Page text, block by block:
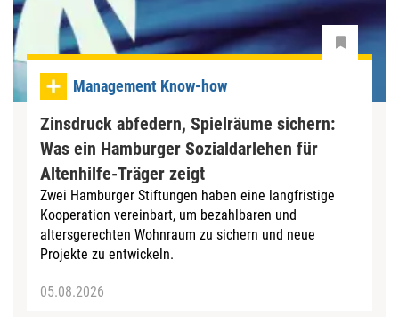
Management Know-how
Zinsdruck abfedern, Spielräume sichern:
Was ein Hamburger Sozialdarlehen für
Altenhilfe-Träger zeigt
Zwei Hamburger Stiftungen haben eine langfristige
Kooperation vereinbart, um bezahlbaren und
altersgerechten Wohnraum zu sichern und neue
Projekte zu entwickeln.
05.08.2026